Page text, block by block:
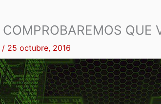
COMPROBAREMOS QUE
/ 25 octubre, 2016